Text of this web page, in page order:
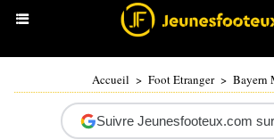
Accueil > Foot Etranger > Bayern
Suivre Jeunesfooteux.com